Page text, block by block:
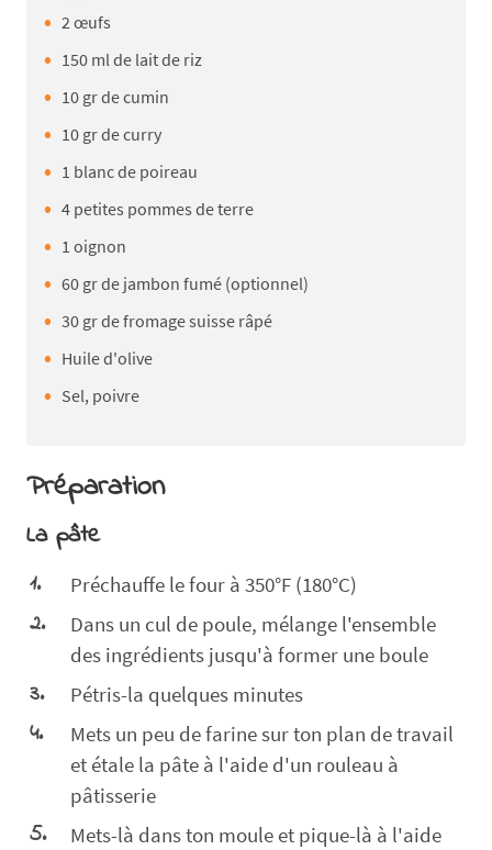
2 œufs
150 ml de lait de riz
10 gr de cumin
10 gr de curry
1 blanc de poireau
4 petites pommes de terre
1 oignon
60 gr de jambon fumé (optionnel)
30 gr de fromage suisse râpé
Huile d'olive
Sel, poivre
Préparation
La pâte
Préchauffe le four à 350°F (180°C)
Dans un cul de poule, mélange l'ensemble
des ingrédients jusqu'à former une boule
Pétris-la quelques minutes
Mets un peu de farine sur ton plan de travail
et étale la pâte à l'aide d'un rouleau à
pâtisserie
Mets-là dans ton moule et pique-là à l'aide